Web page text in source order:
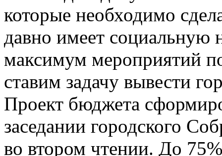
которые необходимо
давно имеет социальную
максимум мероприятий
ставим задачу вывести
Проект бюджета
заседании городского
во втором чтении. До